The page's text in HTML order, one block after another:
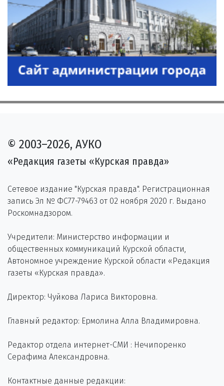
© 2003–2026, АУКО
«Редакция газеты «Курская правда»
Сетевое издание "Курская правда". Регистрационная
запись Эл № ФС77-79463 от 02 ноября 2020 г. Выдано
Роскомнадзором.
Учредители: Министерство информации и
общественных коммуникаций Курской области,
Автономное учреждение Курской области «Редакция
газеты «Курская правда».
Директор: Чуйкова Лариса Викторовна.
Главный редактор: Ермолина Алла Владимировна.
Редактор отдела интернет-СМИ : Нечипоренко
Серафима Александровна.
Контактные данные редакции: